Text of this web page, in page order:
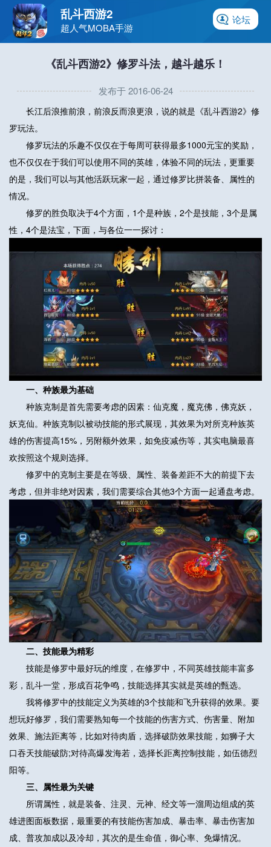
论坛
乱斗西游2
超人气MOBA手游
《乱斗西游2》修罗斗法，越斗越乐！
发布于 2016-06-24
长江后浪推前浪，前浪反而浪更浪，说的就是《乱斗西游2》修
罗玩法。
修罗玩法的乐趣不仅仅在于每周可获得最多1000元宝的奖励，
也不仅仅在于我们可以使用不同的英雄，体验不同的玩法，更重要
的是，我们可以与其他活跃玩家一起，通过修罗比拼装备、属性的
情况。
修罗的胜负取决于4个方面，1个是种族，2个是技能，3个是属
性，4个是法宝，下面，与各位一一探讨：
一、种族最为基础
种族克制是首先需要考虑的因素：仙克魔，魔克佛，佛克妖，
妖克仙。种族克制以被动技能的形式展现，其效果为对所克种族英
雄的伤害提高15%，另附额外效果，如免疫减伤等，其实电脑最喜
欢按照这个规则选择。
修罗中的克制主要是在等级、属性、装备差距不大的前提下去
考虑，但并非绝对因素，我们需要综合其他3个方面一起通盘考虑。
二、技能最为精彩
技能是修罗中最好玩的维度，在修罗中，不同英雄技能丰富多
彩，乱斗一堂，形成百花争鸣，技能选择其实就是英雄的甄选。
我将修罗中的技能定义为英雄的3个技能和飞升获得的效果。要
想玩好修罗，我们需要熟知每一个技能的伤害方式、伤害量、附加
效果、施法距离等，比如对待肉盾，选择破防效果技能，如狮子大
口吞天技能破防;对待高爆发海若，选择长距离控制技能，如伍德烈
阳等。
三、属性最为关键
所谓属性，就是装备、注灵、元神、经文等一溜周边组成的英
雄进图面板数据，最重要的有技能伤害加成、暴击率、暴击伤害加
成、普攻加成以及冷却，其次的是生命值，御心率、免爆情况。